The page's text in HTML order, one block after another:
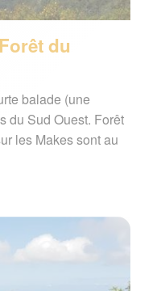
du
balade (une
du Sud Ouest. Forêt
les Makes sont au